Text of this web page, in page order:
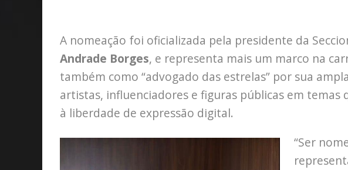
A nomeação foi oficializada pela presidente da
Andrade Borges, e representa mais um marco na
também como “advogado das estrelas” por sua
artistas, influenciadores e figuras públicas em
à liberdade de expressão digital.
“Ser